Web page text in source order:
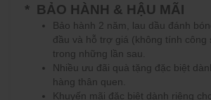
* BẢO HÀNH & HẬU MÃI
Bảo hành 2 năm, lau dầu đánh
đầu và hỗ trợ giá (không tính công
trong những lần sau.
Nhiều ưu đãi quà tặng đặc biệt
hàng thân quen.
Khuyến mãi đặc biệt dành riêng